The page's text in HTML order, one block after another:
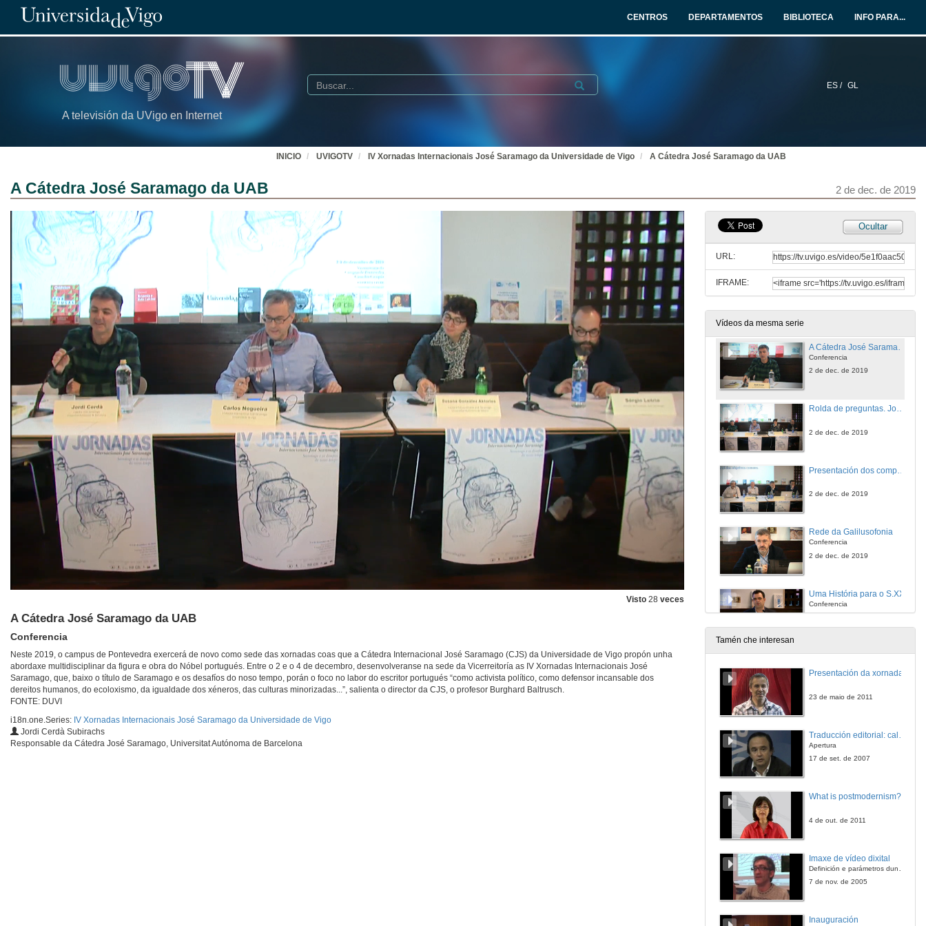
CENTROS DEPARTAMENTOS BIBLIOTECA INFO PARA...
A televisión da UVigo en Internet
ES / GL
Buscar Submit
INICIO UVIGOTV IV Xornadas Internacionais José Saramago da Universidade de Vigo A Cátedra José Saramago da UAB
A Cátedra José Saramago da UAB 2 de dec. de 2019
Visto 28 veces
A Cátedra José Saramago da UAB
Conferencia
Neste 2019, o campus de Pontevedra exercerá de novo como sede das xornadas coas que a Cátedra Internacional José Saramago (CJS) da Universidade de Vigo propón unha
abordaxe multidisciplinar da figura e obra do Nóbel portugués. Entre o 2 e o 4 de decembro, desenvolveranse na sede da Vicerreitoría as IV Xornadas Internacionais José
Saramago, que, baixo o título de Saramago e os desafíos do noso tempo, porán o foco no labor do escritor portugués “como activista político, como defensor incansable dos
dereitos humanos, do ecoloxismo, da igualdade dos xéneros, das culturas minorizadas...”, salienta o director da CJS, o profesor Burghard Baltrusch.
FONTE: DUVI
i18n.one.Series: IV Xornadas Internacionais José Saramago da Universidade de Vigo
Jordi Cerdà Subirachs
Responsable da Cátedra José Saramago, Universitat Autónoma de Barcelona
Ocultar
URL:
IFRAME:
Vídeos da mesma serie
Waterloo Uprising Extinction Rebellion
2 de dec. de 2019
A obra literaria de José Saramago e a súa intervención pública
Conferencia
Xurdimento da Cátedra Extraordinaria José Saramago na UNAM
Conferencia
2 de dec. de 2019
Conferencia
2 de dec. de 2019
Rolda de preguntas. José Saramago e os desafíos da noso tempo
2 de dec. de 2019
2 de dec. de 2019
Rede da Galilusofonia
Conferencia
2 de dec. de 2019
Uma História para o S.XXI
Conferencia
Existencia dun patrimonio cultural común entre Galicia e Portugal
2 de dec. de 2019
3 de dec. de 2019
3 de dec. de 2019
Tamén che interesan
Presentación da xornada
23 de maio de 2011
Apertura
17 de set. de 2007
What is postmodernism?
4 de out. de 2011
Imaxe de vídeo dixital
Definición e parámetros dunha imaxe dixital. Resolución e Aspecto. Profundidade da cor. Compresión. Frame por segundo. Entrelazado. Campos, cadros
7 de nov. de 2005
Inauguración